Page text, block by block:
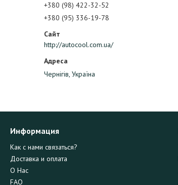
+380 (98) 422-32-52
+380 (95) 336-19-78
http://autocool.com.ua/
Чернігів, Україна
Информация
Как с нами связаться?
Доставка и оплата
О Нас
FAQ